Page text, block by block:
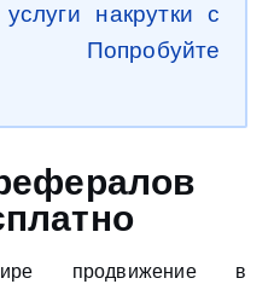
накрутки с
Попробуйте
продвижение в